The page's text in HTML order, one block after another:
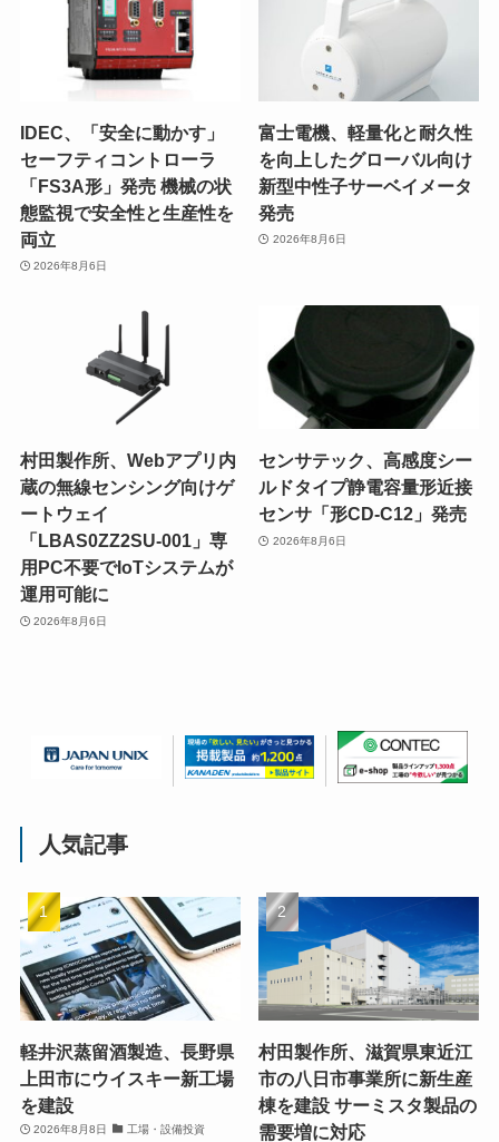
IDEC、「安全に動かす」
セーフティコントローラ
「FS3A形」発売 機械の状
態監視で安全性と生産性を
両立
2026年8月6日
富士電機、軽量化と耐久性
を向上したグローバル向け
新型中性子サーベイメータ
発売
2026年8月6日
村田製作所、Webアプリ内
蔵の無線センシング向けゲ
ートウェイ
「LBAS0ZZ2SU-001」専
用PC不要でIoTシステムが
運用可能に
2026年8月6日
センサテック、高感度シー
ルドタイプ静電容量形近接
センサ「形CD-C12」発売
2026年8月6日
人気記事
軽井沢蒸留酒製造、長野県
上田市にウイスキー新工場
を建設
2026年8月8日 工場・設備投資
村田製作所、滋賀県東近江
市の八日市事業所に新生産
棟を建設 サーミスタ製品の
需要増に対応